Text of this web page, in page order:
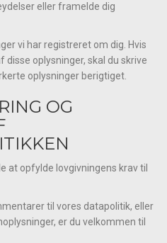
eller framelde dig
vi har registreret om dig. Hvis
oplysninger, skal du skrive
oplysninger berigtiget.
OG
at opfylde lovgivningens krav til
til vores datapolitik, eller
er du velkommen til